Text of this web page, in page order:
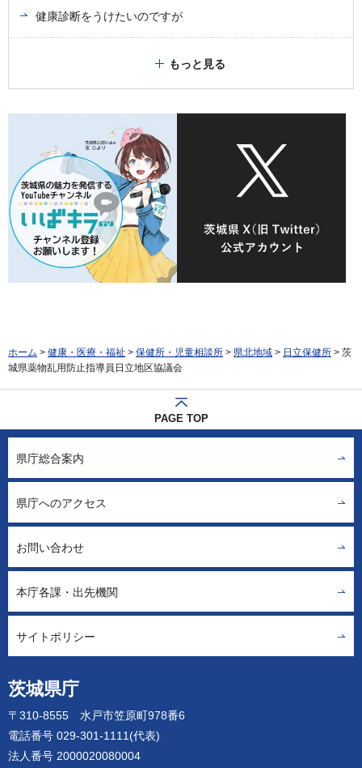
健康診断をうけたいのですが
もっと見る
ホーム > 健康・医療・福祉 > 保健所・児童相談所 > 県北地域 > 日立保健所 > 茨
城県薬物乱用防止指導員日立地区協議会
PAGE TOP
茨城県庁
〒310-8555 水戸市笠原町978番6
電話番号 029-301-1111(代表)
法人番号 2000020080004
県庁総合案内
県庁へのアクセス
お問い合わせ
本庁各課・出先機関
サイトポリシー